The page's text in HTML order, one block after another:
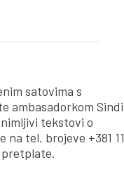
satovima s
ambasadorkom Sindi
tekstovi o
tel. brojeve +381 11
pretplate.